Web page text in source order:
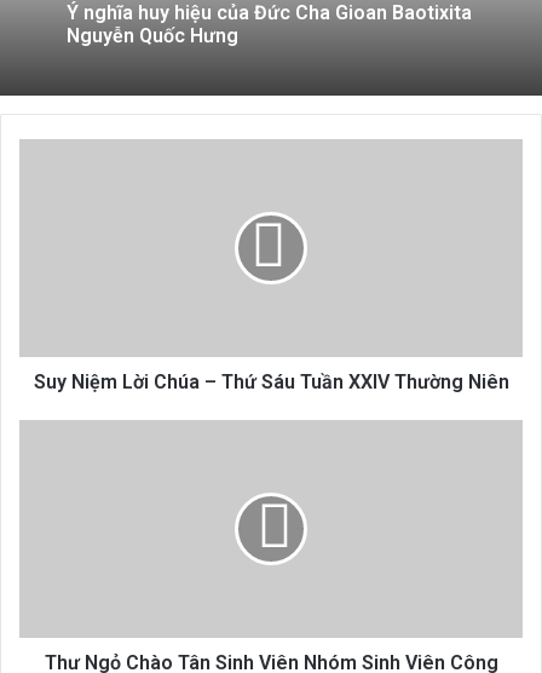
Ý nghĩa huy hiệu của Đức Cha Gioan Baotixita
Nguyễn Quốc Hưng
XXIV
Thường
Suy Niệm Lời Chúa – Thứ Sáu Tuần XXIV Thường Niên
Viên
CôngThư Ngỏ Chào Tân Sinh Viên Nhóm Sinh Viên Công